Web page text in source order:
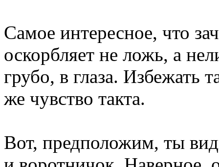
Самое интересное, что
оскорбляет не ложь, а
грубо, в глаза. Избежать
же чувство такта.
Вот, предположим, ты